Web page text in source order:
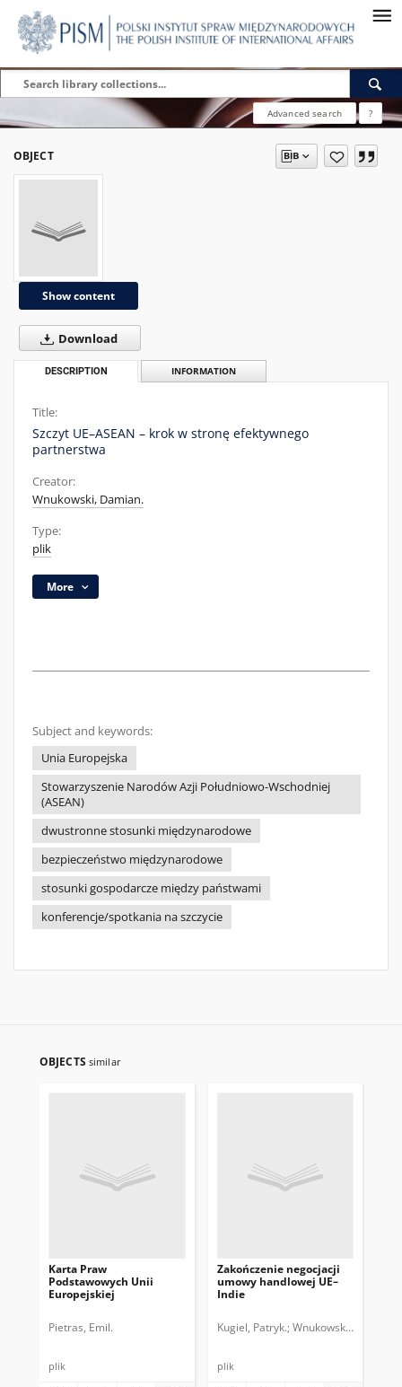
Advanced search ?
OBJECT
Show content
Download
DESCRIPTION INFORMATION
Title:
Szczyt UE–ASEAN – krok w stronę efektywnego
partnerstwa
Creator:
Wnukowski, Damian.
Type:
plik
More
Subject and keywords:
Unia Europejska
Stowarzyszenie Narodów Azji Południowo-Wschodniej
(ASEAN)
dwustronne stosunki międzynarodowe
bezpieczeństwo międzynarodowe
stosunki gospodarcze między państwami
konferencje/spotkania na szczycie
OBJECTS similar
Karta Praw
Podstawowych Unii
Europejskiej
Pietras, Emil.
plik
Zakończenie negocjacji
umowy handlowej UE–
Indie
Kugiel, Patryk. Wnukowski, Damian.
plik